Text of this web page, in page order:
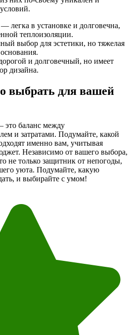
— легка в установке и долговечна,
теплоизоляции.
выбор для эстетики, но тяжелая
и долговечный, но имеет
дизайна.
выбрать для вашей
баланс между
и затратами. Подумайте, какой
именно вам, учитывая
Независимо от вашего выбора,
не только защитник от непогоды,
уюта. Подумайте, какую
и выбирайте с умом!